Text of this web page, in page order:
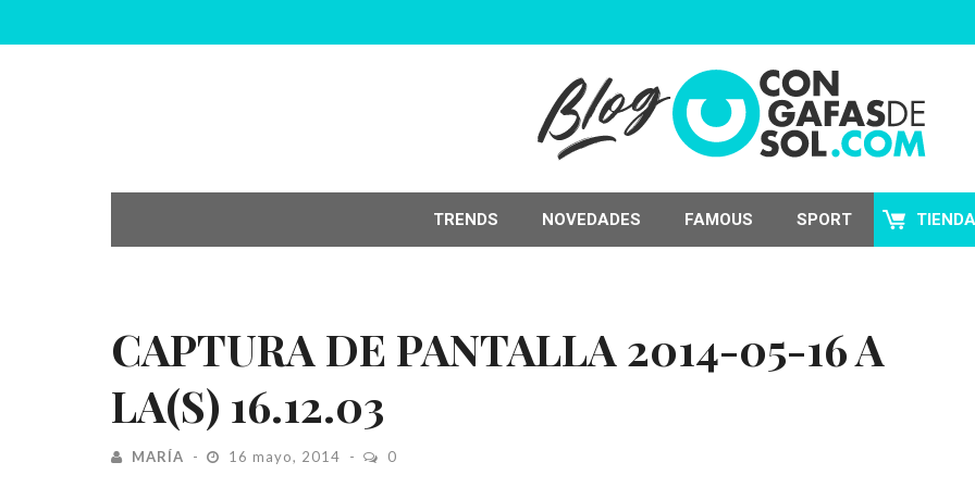
TRENDS NOVEDADES FAMOUS SPORT TIENDA
CAPTURA DE PANTALLA 2014-05-16 A
LA(S) 16.12.03
MARÍA 16 mayo, 2014 0